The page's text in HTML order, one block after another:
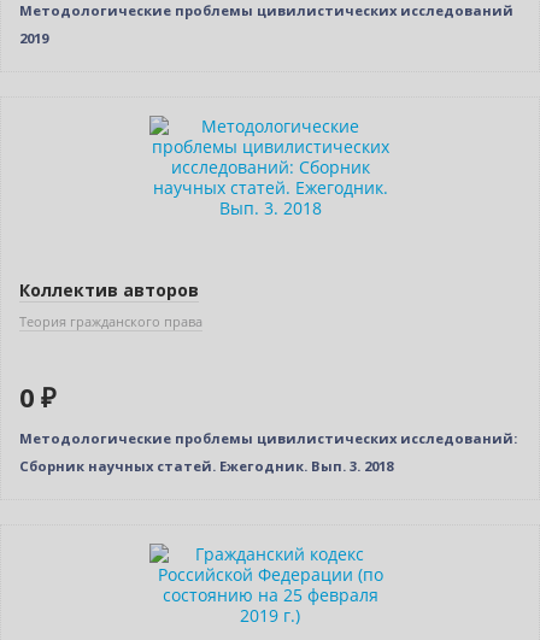
Методологические проблемы цивилистических исследований
2019
Коллектив авторов
Теория гражданского права
0 ₽
Методологические проблемы цивилистических исследований:
Сборник научных статей. Ежегодник. Вып. 3. 2018